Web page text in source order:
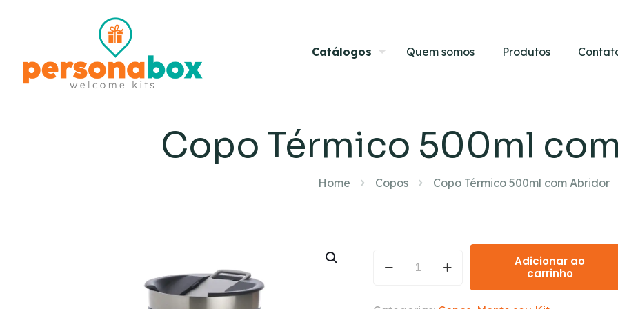
Catálogos Quem somos Produtos
Copo Térmico 500ml
Home Copos Copo Térmico 500ml com Abridor
Adicionar ao
carrinho